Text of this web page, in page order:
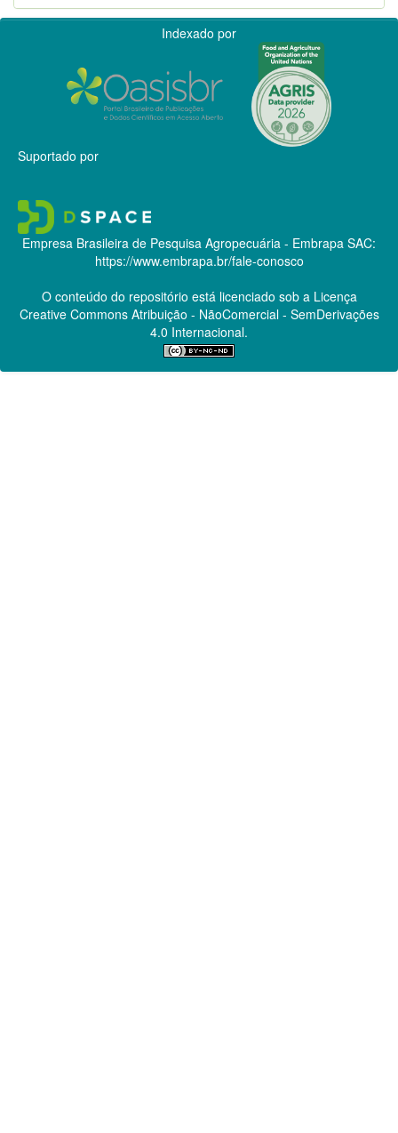
Indexado por
Suportado por
Empresa Brasileira de Pesquisa Agropecuária - Embrapa SAC:
https://www.embrapa.br/fale-conosco
O conteúdo do repositório está licenciado sob a Licença
Creative CommonsAtribuição - NãoComercial - SemDerivações
4.0 Internacional.